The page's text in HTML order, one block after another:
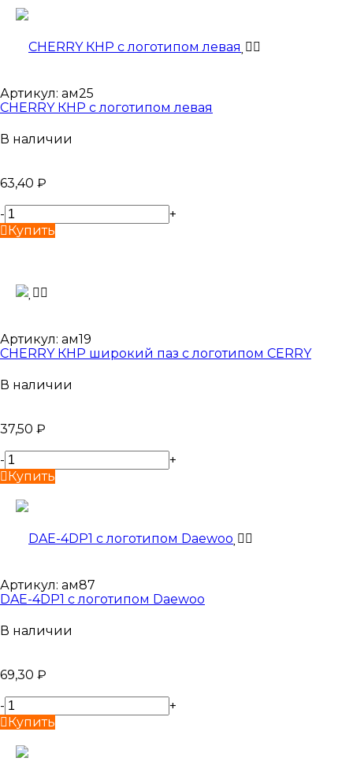
Артикул: ам25
CHERRY КНР с логотипом левая
В наличии
63,40 ₽
-
+
Купить
Артикул: ам19
CHERRY КНР широкий паз с логотипом CERRY
В наличии
37,50 ₽
-
+
Купить
Артикул: ам87
DAE-4DP1 с логотипом Daewoo
В наличии
69,30 ₽
-
+
Купить